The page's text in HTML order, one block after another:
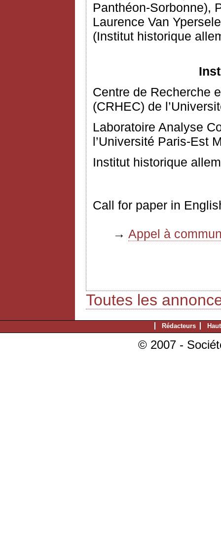
Panthéon-Sorbonne),
Laurence Van
(Institut historique
Centre de Recherche
(CRHEC) de
Laboratoire Analyse
l’Université Paris-Est
Institut historique
Call for paper in
→ Appel à
Toutes les
Rédacteurs
© 2007 -